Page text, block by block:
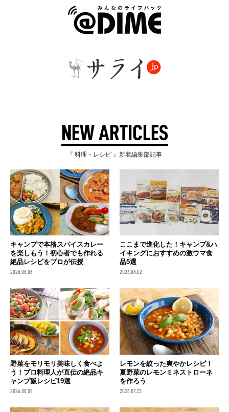
NEW ARTICLES
『 料理・レシピ 』新着編集部記事
キャンプで本格スパイスカレー
を楽しもう！初心者でも作れる
絶品レシピをプロが伝授
2026.08.06
ここまで進化した！キャンプ&ハ
イキングにおすすめの激ウマ食
品5選
2026.08.02
野菜をモリモリ美味しく食べよ
う！プロ料理人が直伝の絶品キ
ャンプ飯レシピ19選
2026.08.01
レモンを絞った爽やかレシピ！
夏野菜のレモンミネストローネ
を作ろう
2026.07.23